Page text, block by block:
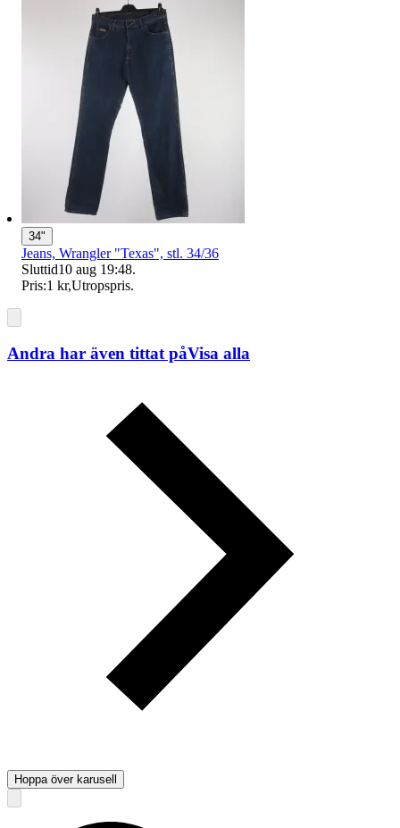
34"
Jeans, Wrangler "Texas", stl. 34/36
Sluttid10 aug 19:48.
Pris:1 kr,Utropspris.
Andra har även tittat påVisa alla
Hoppa över karusell